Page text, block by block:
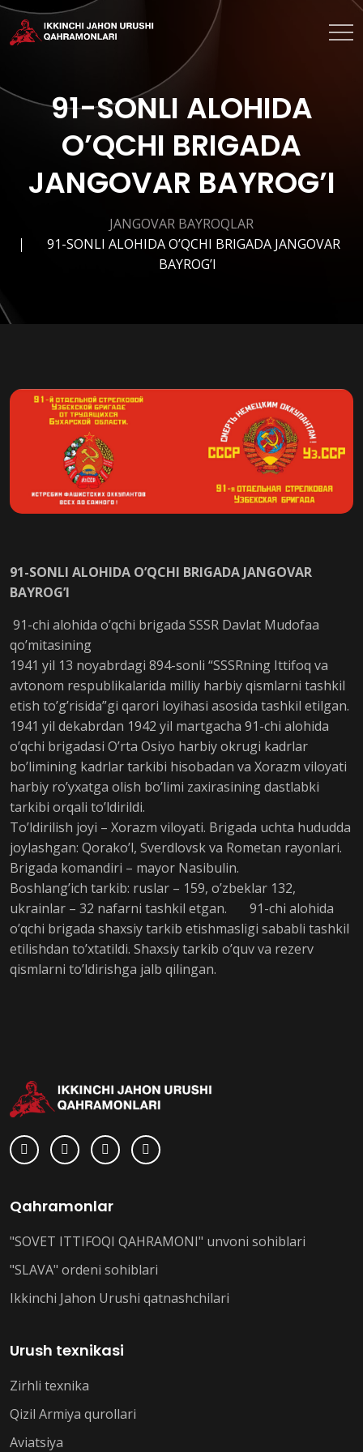
91-SONLI ALOHIDA
O’QCHI BRIGADA
JANGOVAR BAYROG’I
JANGOVAR BAYROQLAR
91-SONLI ALOHIDA O’QCHI BRIGADA JANGOVAR
BAYROG’I
91-SONLI ALOHIDA O’QCHI BRIGADA JANGOVAR
BAYROG’I
91-сhi alohida o’qchi brigada SSSR Davlat Mudofaa
qo’mitasining
1941 yil 13 noyabrdagi 894-sonli “SSSRning Ittifoq va
avtonom respublikalarida milliy harbiy qismlarni tashkil
etish to’g’risida”gi qarori loyihasi asosida tashkil etilgan.
1941 yil dekabrdan 1942 yil martgacha 91-chi alohida
o’qchi brigadasi O’rta Osiyo harbiy okrugi kadrlar
bo’limining kadrlar tarkibi hisobadan va Xorazm viloyati
harbiy ro’yxatga olish bo’limi zaxirasining dastlabki
tarkibi orqali to’ldirildi.
To’ldirilish joyi – Xorazm viloyati. Brigada uchta hududda
joylashgan: Qorako’l, Sverdlovsk va Rometan rayonlari.
Brigada komandiri – mayor Nasibulin.
Boshlang’ich tarkib: ruslar – 159, o’zbeklar 132,
ukrainlar – 32 nafarni tashkil etgan. 91-сhi alohida
o’qchi brigada shaxsiy tarkib etishmasligi sababli tashkil
etilishdan to’xtatildi. Shaxsiy tarkib o’quv va rezerv
qismlarni to’ldirishga jalb qilingan.
Qahramonlar
"SOVET ITTIFOQI QAHRAMONI" unvoni sohiblari
"SLAVA" ordeni sohiblari
Ikkinchi Jahon Urushi qatnashchilari
Urush texnikasi
Zirhli texnika
Qizil Armiya qurollari
Aviatsiya